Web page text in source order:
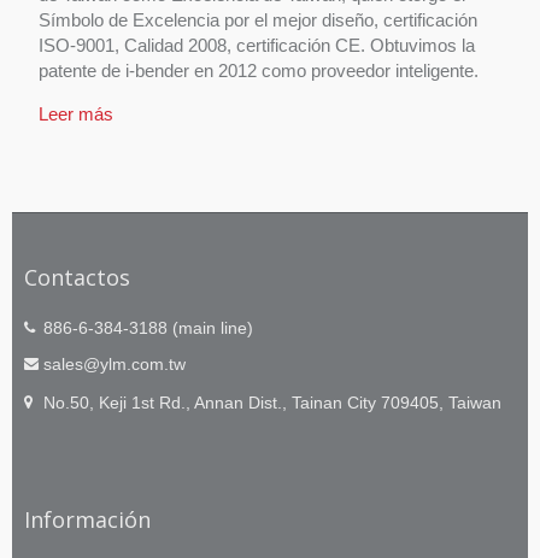
Símbolo de Excelencia por el mejor diseño, certificación
ISO-9001, Calidad 2008, certificación CE. Obtuvimos la
patente de i-bender en 2012 como proveedor inteligente.
Leer más
Contactos
886-6-384-3188 (main line)
sales@ylm.com.tw
No.50, Keji 1st Rd., Annan Dist., Tainan City 709405, Taiwan
Información